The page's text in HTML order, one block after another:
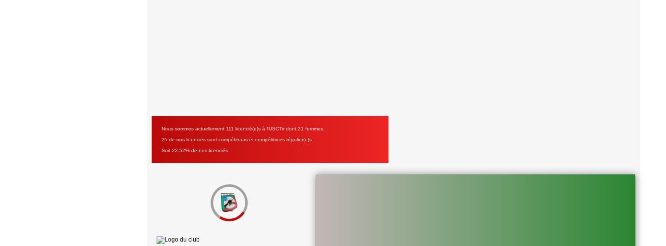
Nous sommes actuellement 111 licencié(e)s à l'USCTir dont 21 femmes.
25 de nos licenciés sont compétiteurs et compétitrices régulier(e)s.
Soit 22.52% de nos licenciés.